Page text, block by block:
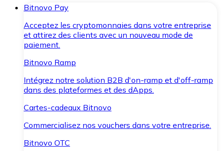
Bitnovo Pay
Acceptez les cryptomonnaies dans votre entreprise
et attirez des clients avec un nouveau mode de
paiement.
Bitnovo Ramp
Intégrez notre solution B2B d'on-ramp et d'off-ramp
dans des plateformes et des dApps.
Cartes-cadeaux Bitnovo
Commercialisez nos vouchers dans votre entreprise.
Bitnovo OTC